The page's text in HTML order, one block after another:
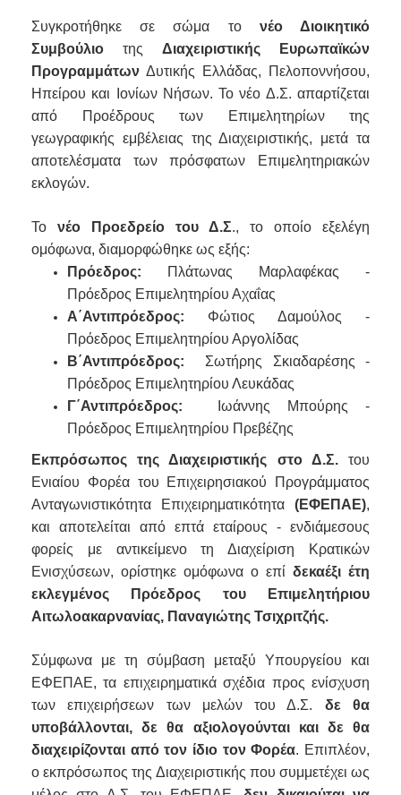
Συγκροτήθηκε σε σώμα το νέο Διοικητικό
Συμβούλιο της Διαχειριστικής Ευρωπαϊκών
Προγραμμάτων Δυτικής Ελλάδας, Πελοποννήσου,
Ηπείρου και Ιονίων Νήσων. Το νέο Δ.Σ. απαρτίζεται
από Προέδρους των Επιμελητηρίων της
γεωγραφικής εμβέλειας της Διαχειριστικής, μετά τα
αποτελέσματα των πρόσφατων Επιμελητηριακών
εκλογών.
Το νέο Προεδρείο του Δ.Σ., το οποίο εξελέγη
ομόφωνα, διαμορφώθηκε ως εξής:
Πρόεδρος: Πλάτωνας Μαρλαφέκας -
Πρόεδρος Επιμελητηρίου Αχαΐας
Α΄Αντιπρόεδρος: Φώτιος Δαμούλος -
Πρόεδρος Επιμελητηρίου Αργολίδας
Β΄Αντιπρόεδρος: Σωτήρης Σκιαδαρέσης -
Πρόεδρος Επιμελητηρίου Λευκάδας
Γ΄Αντιπρόεδρος: Ιωάννης Μπούρης -
Πρόεδρος Επιμελητηρίου Πρεβέζης
Εκπρόσωπος της Διαχειριστικής στο Δ.Σ.του
Ενιαίου Φορέα του Επιχειρησιακού Προγράμματος
Ανταγωνιστικότητα Επιχειρηματικότητα (ΕΦΕΠΑΕ),
και αποτελείται από επτά εταίρους - ενδιάμεσους
φορείς με αντικείμενο τη Διαχείριση Κρατικών
Ενισχύσεων, ορίστηκε ομόφωνα ο επί δεκαέξι έτη
εκλεγμένος Πρόεδρος του Επιμελητήριου
Αιτωλοακαρνανίας, Παναγιώτης Τσιχριτζής.
Σύμφωνα με τη σύμβαση μεταξύ Υπουργείου και
ΕΦΕΠΑΕ, τα επιχειρηματικά σχέδια προς ενίσχυση
των επιχειρήσεων των μελών του Δ.Σ. δε θα
υποβάλλονται, δε θα αξιολογούνται και δε θα
διαχειρίζονται από τον ίδιο τον Φορέα. Επιπλέον,
ο εκπρόσωπος της Διαχειριστικής που συμμετέχει ως